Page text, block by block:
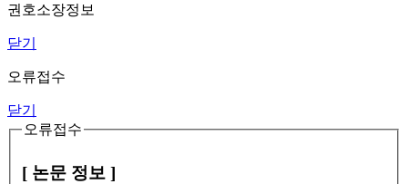
권호소장정보
닫기
오류접수
닫기
오류접수
[ 논문 정보 ]